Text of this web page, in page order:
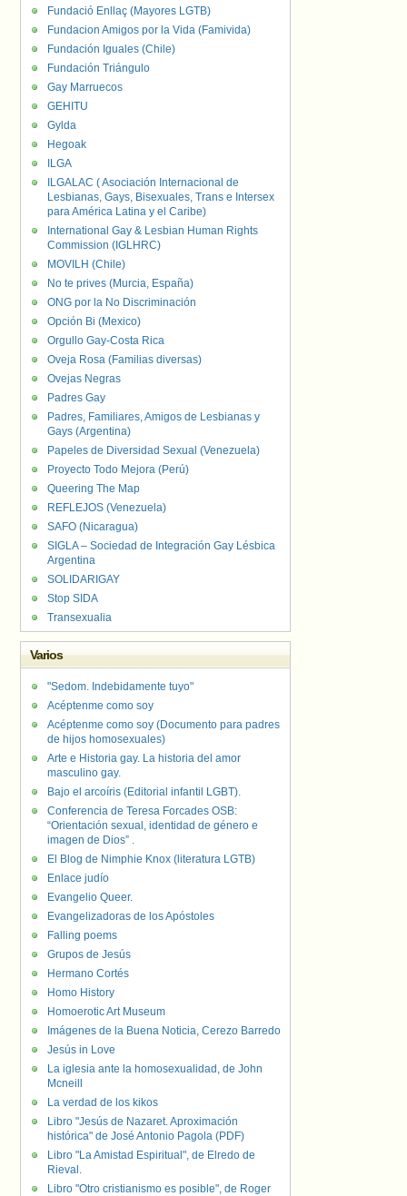
Fundació Enllaç (Mayores LGTB)
Fundacion Amigos por la Vida (Famivida)
Fundación Iguales (Chile)
Fundación Triángulo
Gay Marruecos
GEHITU
Gylda
Hegoak
ILGA
ILGALAC ( Asociación Internacional de
Lesbianas, Gays, Bisexuales, Trans e Intersex
para América Latina y el Caribe)
International Gay & Lesbian Human Rights
Commission (IGLHRC)
MOVILH (Chile)
No te prives (Murcia, España)
ONG por la No Discriminación
Opción Bi (Mexico)
Orgullo Gay-Costa Rica
Oveja Rosa (Familias diversas)
Ovejas Negras
Padres Gay
Padres, Familiares, Amigos de Lesbianas y
Gays (Argentina)
Papeles de Diversidad Sexual (Venezuela)
Proyecto Todo Mejora (Perú)
Queering The Map
REFLEJOS (Venezuela)
SAFO (Nicaragua)
SIGLA – Sociedad de Integración Gay Lésbica
Argentina
SOLIDARIGAY
Stop SIDA
Transexualia
Varios
"Sedom. Indebidamente tuyo"
Acéptenme como soy
Acéptenme como soy (Documento para padres
de hijos homosexuales)
Arte e Historia gay. La historia del amor
masculino gay.
Bajo el arcoíris (Editorial infantil LGBT).
Conferencia de Teresa Forcades OSB:
“Orientación sexual, identidad de género e
imagen de Dios” .
El Blog de Nimphie Knox (literatura LGTB)
Enlace judío
Evangelio Queer.
Evangelizadoras de los Apóstoles
Falling poems
Grupos de Jesús
Hermano Cortés
Homo History
Homoerotic Art Museum
Imágenes de la Buena Noticia, Cerezo Barredo
Jesús in Love
La iglesia ante la homosexualidad, de John
Mcneill
La verdad de los kikos
Libro "Jesús de Nazaret. Aproximación
histórica" de José Antonio Pagola (PDF)
Libro "La Amistad Espiritual", de Elredo de
Rieval.
Libro "Otro cristianismo es posible", de Roger